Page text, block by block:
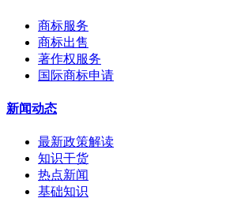
商标服务
商标出售
著作权服务
国际商标申请
新闻动态
最新政策解读
知识干货
热点新闻
基础知识